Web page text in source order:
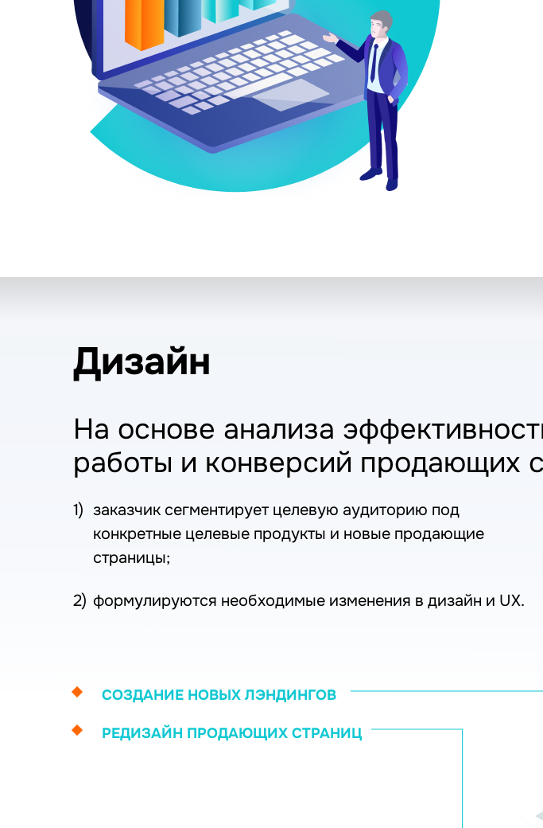
Дизайн
На основе анализа
работы и конверсий продающих
заказчик сегментирует целевую аудиторию под
конкретные целевые продукты и новые продающие
страницы;
формулируются необходимые изменения в дизайн и UX.
СОЗДАНИЕ НОВЫХ ЛЭНДИНГОВ
РЕДИЗАЙН ПРОДАЮЩИХ СТРАНИЦ